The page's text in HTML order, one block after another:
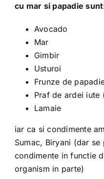
cu mar si papadie
Avocado
Mar
Gimbir
Usturoi
Frunze de
Praf de ardei iute
Lamaie
iar ca si condimente
Sumac, Biryani (dar
condimente in functie
organism in parte)